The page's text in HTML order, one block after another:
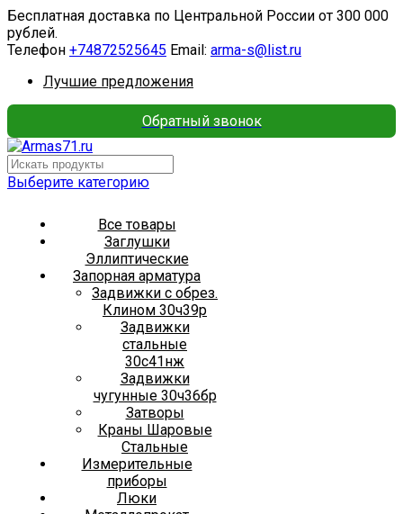
Бесплатная доставка по Центральной России от 300 000
рублей.
Телефон +74872525645 Email: arma-s@list.ru
Лучшие предложения
Обратный звонок
Выберите категорию
Все товары
Заглушки
Эллиптические
Запорная арматура
Задвижки с обрез.
Клином 30ч39р
Задвижки
стальные
30с41нж
Задвижки
чугунные 30ч36бр
Затворы
Краны Шаровые
Стальные
Измерительные
приборы
Люки